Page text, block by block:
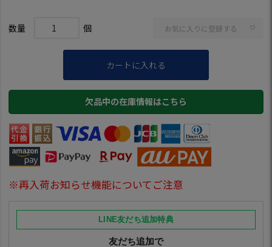
お気に入りに登録する
カートに入れる
欠品中の在庫情報はこちら
※再入荷お知らせ機能についてご注意
LINE友だち追加特典
友だち追加で